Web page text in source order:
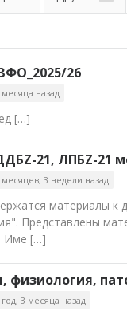
26
назад
[…]
21, ЛПБZ-21
месяцев, 3 недели назад
материалы к
Представлены
Име […]
физиология,
3 месяца назад